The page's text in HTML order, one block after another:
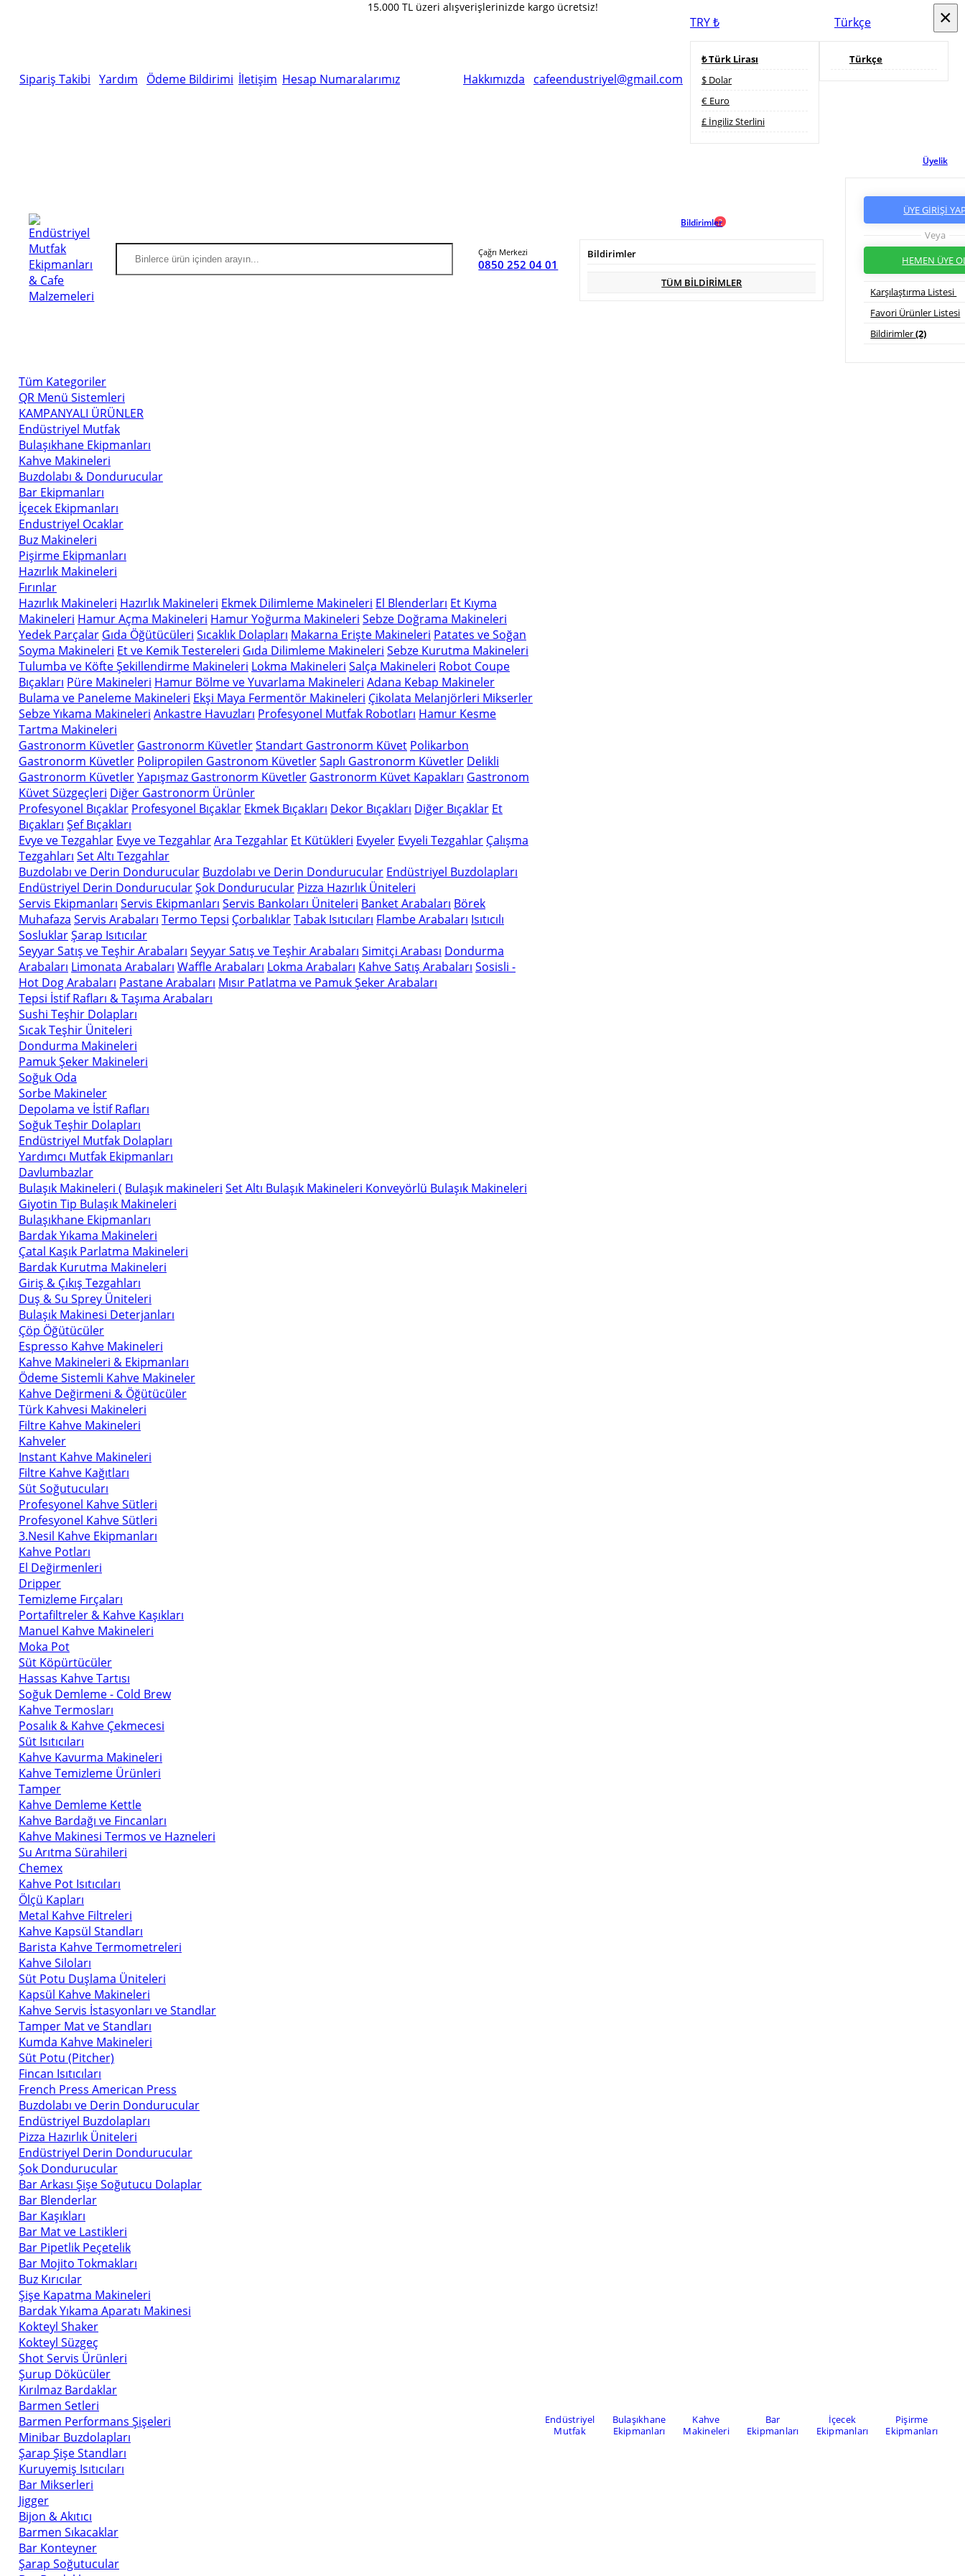
15.000 TL üzeri alışverişlerinizde kargo ücretsiz!
Sipariş Takibi Yardım Ödeme Bildirimi İletişim Hesap Numaralarımız Hakkımızda cafeendustriyel@gmail.com
TRY ₺
₺ Türk Lirası
$ Dolar
€ Euro
£ İngiliz Sterlini
Türkçe
Türkçe
Çağrı Merkezi
0850 252 04 01
2
Bildirimler
Bildirimler
TÜM BİLDİRİMLER
Üyelik
ÜYE GİRİŞİ
Veya
HEMEN ÜYE
Karşılaştırma Listesi
Favori Ürünler Listesi
Bildirimler(2)
Tüm Kategoriler
QR Menü Sistemleri
KAMPANYALI ÜRÜNLER
Endüstriyel Mutfak
Bulaşıkhane Ekipmanları
Kahve Makineleri
Buzdolabı & Dondurucular
Bar Ekipmanları
İçecek Ekipmanları
Endustriyel Ocaklar
Buz Makineleri
Pişirme Ekipmanları
Hazırlık Makineleri
Fırınlar
Hazırlık Makineleri Hazırlık Makineleri Ekmek Dilimleme Makineleri El Blenderları Et Kıyma
Makineleri Hamur Açma Makineleri Hamur Yoğurma Makineleri Sebze Doğrama Makineleri
Yedek Parçalar Gıda Öğütücüleri Sıcaklık Dolapları Makarna Erişte Makineleri Patates ve Soğan
Soyma Makineleri Et ve Kemik Testereleri Gıda Dilimleme Makineleri Sebze Kurutma Makineleri
Tulumba ve Köfte Şekillendirme Makineleri Lokma Makineleri Salça Makineleri Robot Coupe
Bıçakları Püre Makineleri Hamur Bölme ve Yuvarlama Makineleri Adana Kebap Makineler
Bulama ve Paneleme Makineleri Ekşi Maya Fermentör Makineleri Çikolata Melanjörleri Mikserler
Sebze Yıkama Makineleri Ankastre Havuzları Profesyonel Mutfak Robotları Hamur Kesme
Tartma Makineleri
Gastronorm Küvetler Gastronorm KüvetlerStandart Gastronorm Küvet Polikarbon
Gastronorm Küvetler Polipropilen Gastronom KüvetlerSaplı Gastronorm Küvetler Delikli
Gastronorm KüvetlerYapışmaz Gastronorm Küvetler Gastronorm Küvet Kapakları Gastronom
Küvet Süzgeçleri Diğer Gastronorm Ürünler
Profesyonel Bıçaklar Profesyonel Bıçaklar Ekmek Bıçakları Dekor Bıçakları Diğer Bıçaklar Et
Bıçakları Şef Bıçakları
Evye ve Tezgahlar Evye ve TezgahlarAra Tezgahlar Et Kütükleri Evyeler Evyeli Tezgahlar Çalışma
Tezgahları Set Altı Tezgahlar
Buzdolabı ve Derin Dondurucular Buzdolabı ve Derin Dondurucular Endüstriyel Buzdolapları
Endüstriyel Derin DondurucularŞok Dondurucular Pizza Hazırlık Üniteleri
Servis Ekipmanları Servis Ekipmanları Servis Bankoları Üniteleri Banket Arabaları Börek
Muhafaza Servis Arabaları Termo Tepsi ÇorbalıklarTabak Isıtıcıları Flambe Arabaları Isıtıcılı
SosluklarŞarap Isıtıcılar
Seyyar Satış ve Teşhir Arabaları Seyyar Satış ve Teşhir Arabaları Simitçi Arabası Dondurma
Arabaları Limonata Arabaları Waffle Arabaları Lokma Arabaları Kahve Satış Arabaları Sosisli -
Hot Dog Arabaları Pastane Arabaları Mısır Patlatma ve Pamuk Şeker Arabaları
Tepsi İstif Rafları & Taşıma Arabaları
Sushi Teşhir Dolapları
Sıcak Teşhir Üniteleri
Dondurma Makineleri
Pamuk Şeker Makineleri
Soğuk Oda
Sorbe Makineler
Depolama ve İstif Rafları
Soğuk Teşhir Dolapları
Endüstriyel Mutfak Dolapları
Yardımcı Mutfak Ekipmanları
Davlumbazlar
Bulaşık Makineleri ( Bulaşık makineleri Set Altı Bulaşık Makineleri Konveyörlü Bulaşık Makineleri
Giyotin Tip Bulaşık Makineleri
Bulaşıkhane Ekipmanları
Bardak Yıkama Makineleri
Çatal Kaşık Parlatma Makineleri
Bardak Kurutma Makineleri
Giriş & Çıkış Tezgahları
Duş & Su Sprey Üniteleri
Bulaşık Makinesi Deterjanları
Çöp Öğütücüler
Espresso Kahve Makineleri
Kahve Makineleri & Ekipmanları
Ödeme Sistemli Kahve Makineler
Kahve Değirmeni & Öğütücüler
Türk Kahvesi Makineleri
Filtre Kahve Makineleri
Kahveler
Instant Kahve Makineleri
Filtre Kahve Kağıtları
Süt Soğutucuları
Profesyonel Kahve Sütleri
Profesyonel Kahve Sütleri
3.Nesil Kahve Ekipmanları
Kahve Potları
El Değirmenleri
Dripper
Temizleme Fırçaları
Portafiltreler & Kahve Kaşıkları
Manuel Kahve Makineleri
Moka Pot
Süt Köpürtücüler
Hassas Kahve Tartısı
Soğuk Demleme - Cold Brew
Kahve Termosları
Posalık & Kahve Çekmecesi
Süt Isıtıcıları
Kahve Kavurma Makineleri
Kahve Temizleme Ürünleri
Tamper
Kahve Demleme Kettle
Kahve Bardağı ve Fincanları
Kahve Makinesi Termos ve Hazneleri
Su Arıtma Sürahileri
Chemex
Kahve Pot Isıtıcıları
Ölçü Kapları
Metal Kahve Filtreleri
Kahve Kapsül Standları
Barista Kahve Termometreleri
Kahve Siloları
Süt Potu Duşlama Üniteleri
Kapsül Kahve Makineleri
Kahve Servis İstasyonları ve Standlar
Tamper Mat ve Standları
Kumda Kahve Makineleri
Süt Potu (Pitcher)
Fincan Isıtıcıları
French Press American Press
Buzdolabı ve Derin Dondurucular
Endüstriyel Buzdolapları
Pizza Hazırlık Üniteleri
Endüstriyel Derin Dondurucular
Şok Dondurucular
Bar Arkası Şişe Soğutucu Dolaplar
Bar Blenderlar
Bar Kaşıkları
Bar Mat ve Lastikleri
Bar Pipetlik Peçetelik
Bar Mojito Tokmakları
Buz Kırıcılar
Şişe Kapatma Makineleri
Bardak Yıkama Aparatı Makinesi
Kokteyl Shaker
Kokteyl Süzgeç
Shot Servis Ürünleri
Şurup Dökücüler
Kırılmaz Bardaklar
Barmen Setleri
Barmen Performans Şişeleri
Minibar Buzdolapları
Şarap Şişe Standları
Kuruyemiş Isıtıcıları
Bar Mikserleri
Jigger
Bijon & Akıtıcı
Barmen Sıkacaklar
Bar Konteyner
Şarap Soğutucular
Endüstriyel
Mutfak
Bulaşıkhane
Ekipmanları
Kahve
Makineleri
Bar
Ekipmanları
İçecek
Ekipmanları
Pişirme
Ekipmanları
×
×